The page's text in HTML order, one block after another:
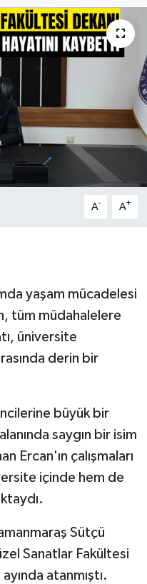
A- A+
yaşam mücadelesi
tüm müdahalelere
üniversite
derin bir
büyük bir
saygın bir isim
Ercan'ın çalışmaları
içinde hem de
Sütçü
Sanatlar Fakültesi
ayında atanmıştı.